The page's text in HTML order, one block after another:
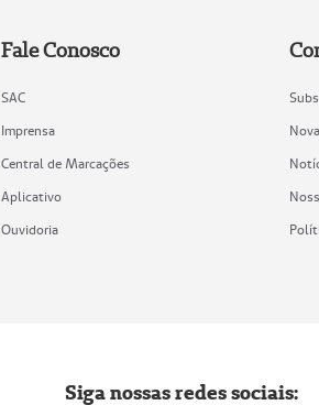
Fale Conosco
SAC
Imprensa
Central de Marcações
Aplicativo
Ouvidoria
Siga nossas redes sociais: